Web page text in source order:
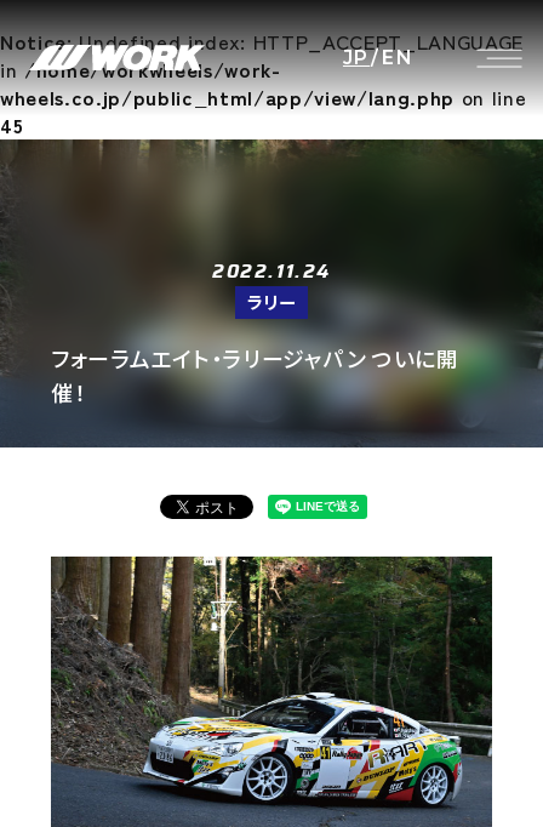
Notice: Undefined index: HTTP_ACCEPT_LANGUAGE
in/home/workwheels/work-
wheels.co.jp/public_html/app/view/lang.phpon line
45
JP/EN
2022.11.24
ラリー
フォーラムエイト・ラリージャパン ついに開
催！